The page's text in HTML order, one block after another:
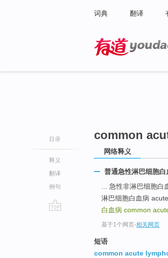
词典 翻译
目录
释义
翻译
例句
common
网络释义
普通急性淋巴细胞白
... 急性非淋巴细胞
淋巴细胞白血病
白血病 common
基于1个网页-相关网页
短语
common acute